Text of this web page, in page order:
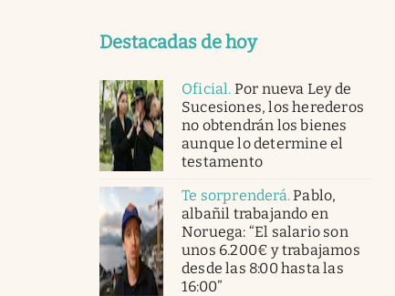
Destacadas de hoy
Oficial. Por nueva Ley de
Sucesiones, los herederos
no obtendrán los bienes
aunque lo determine el
testamento
Te sorprenderá.Pablo,
albañil trabajando en
Noruega: “El salario son
unos 6.200€ y trabajamos
desde las 8:00 hasta las
16:00”